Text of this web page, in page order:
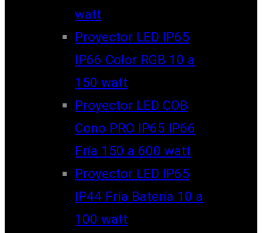
watt
Proyector LED IP65
IP66 Color RGB 10 a
150 watt
Proyector LED COB
Cono PRO IP65 IP66
Fría 150 a 600 watt
Proyector LED IP65
IP44 Fría Batería 10 a
100 watt